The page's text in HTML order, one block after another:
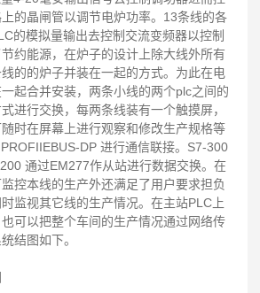
的晶闸管以调节电炉功率。13条线的各
的模拟量输出去控制交流变频器以控制
约能源，在炉子的设计上除大线外所有
的的炉子并装在一起的方式。为此在电
起合并安装，两条小线的两个plc之间的
进行交换，每两条线装有一个触摸屏，
时在屏幕上进行观察和修改生产规格等
DP 进行通信联接。S7-300
通过EM277作从站进行数据交换。在
控本线的生产外还满足了用户要求担负
监视其它线的生产情况。在主站PLC上
可以把整个车间的生产情况通过网络传
结图如下。